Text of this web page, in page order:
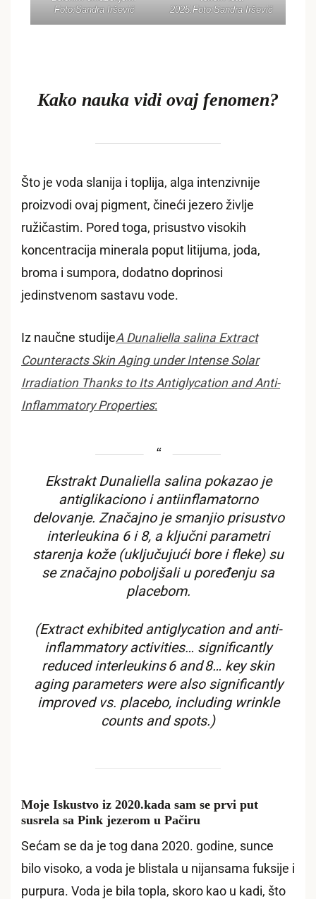
Foto:Sandra Iršević
2025.Foto:Sandra Iršević
Kako nauka vidi ovaj fenomen?
Što je voda slanija i toplija, alga intenzivnije
proizvodi ovaj pigment, čineći jezero življe
ružičastim. Pored toga, prisustvo visokih
koncentracija minerala poput litijuma, joda,
broma i sumpora, dodatno doprinosi
jedinstvenom sastavu vode.
Iz naučne studijeA Dunaliella salina Extract
Counteracts Skin Aging under Intense Solar
Irradiation Thanks to Its Antiglycation and Anti-
Inflammatory Properties:
EkstraktDunaliella salinapokazao je
antiglikaciono i antiinflamatorno
delovanje. Značajno je smanjio prisustvo
interleukina 6 i 8, a ključni parametri
starenja kože (uključujući bore i fleke) su
se značajno poboljšali u poređenju sa
placebom.
(Extract exhibited antiglycation and anti-
inflammatory activities… significantly
reduced interleukins 6 and 8… key skin
aging parameters were also significantly
improved vs. placebo, including wrinkle
counts and spots.)
Moje Iskustvo iz 2020.kada sam se prvi put
susrela sa Pink jezerom u Pačiru
Sećam se da je tog dana 2020. godine, sunce
bilo visoko, a voda je blistala u nijansama fuksije i
purpura. Voda je bila topla, skoro kao u kadi, što